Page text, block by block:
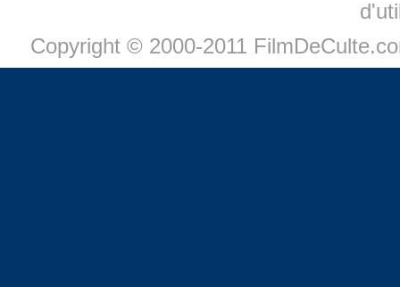
Copyright © 2000-2011